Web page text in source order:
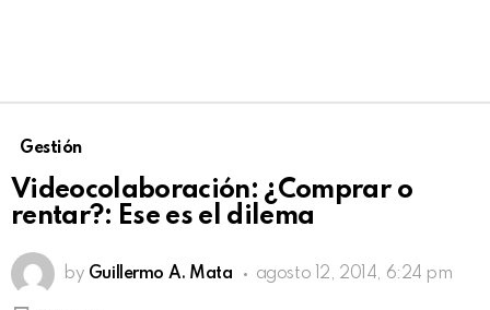
Gestión
Videocolaboración: ¿Comprar o
rentar?: Ese es el dilema
by Guillermo A. Mata agosto 12, 2014, 6:24 pm